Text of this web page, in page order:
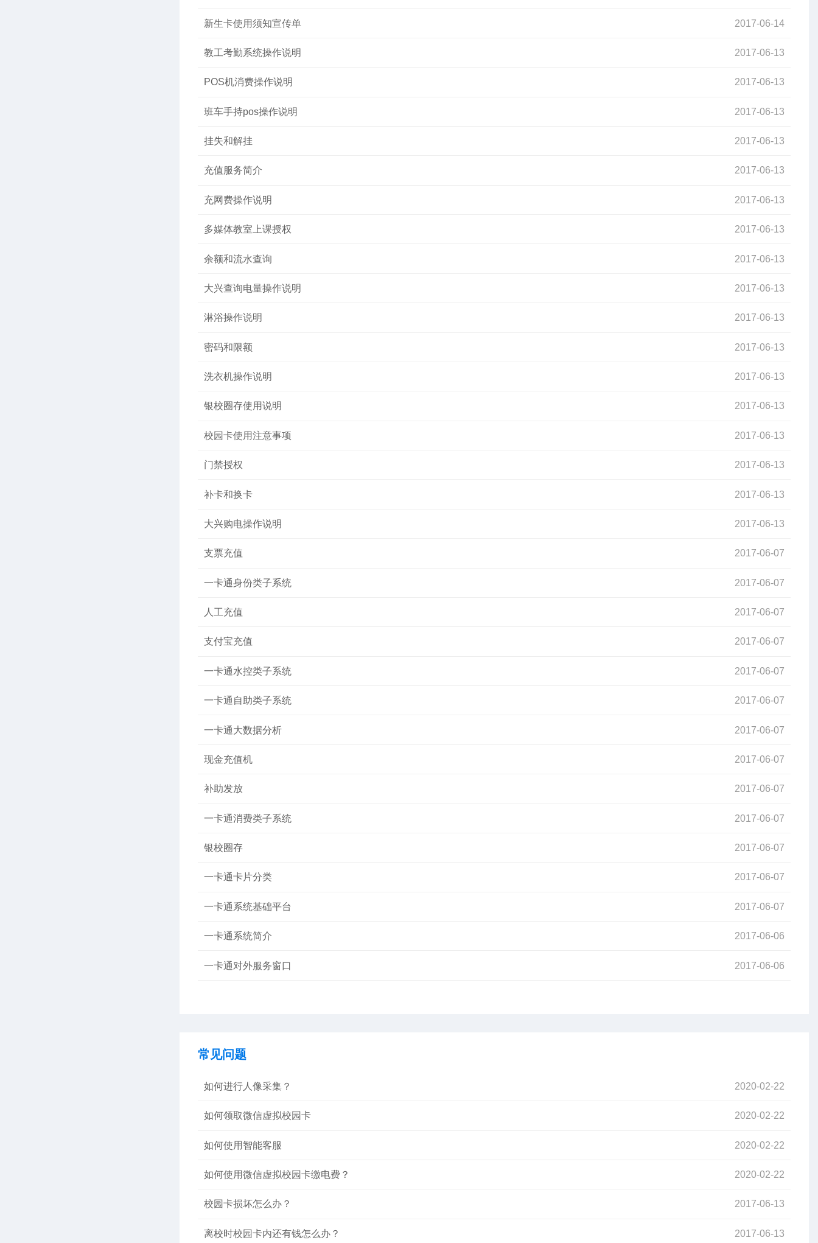
2017-06-14
新生卡使用须知宣传单
2017-06-13
教工考勤系统操作说明
2017-06-13
POS机消费操作说明
2017-06-13
班车手持pos操作说明
2017-06-13
挂失和解挂
2017-06-13
充值服务简介
2017-06-13
充网费操作说明
2017-06-13
多媒体教室上课授权
2017-06-13
余额和流水查询
2017-06-13
大兴查询电量操作说明
2017-06-13
淋浴操作说明
2017-06-13
密码和限额
2017-06-13
洗衣机操作说明
2017-06-13
银校圈存使用说明
2017-06-13
校园卡使用注意事项
2017-06-13
门禁授权
2017-06-13
补卡和换卡
2017-06-13
大兴购电操作说明
2017-06-07
支票充值
2017-06-07
一卡通身份类子系统
2017-06-07
人工充值
2017-06-07
支付宝充值
2017-06-07
一卡通水控类子系统
2017-06-07
一卡通自助类子系统
2017-06-07
一卡通大数据分析
2017-06-07
现金充值机
2017-06-07
补助发放
2017-06-07
一卡通消费类子系统
2017-06-07
银校圈存
2017-06-07
一卡通卡片分类
2017-06-07
一卡通系统基础平台
2017-06-06
一卡通系统简介
2017-06-06
一卡通对外服务窗口
常见问题
2020-02-22
如何进行人像采集？
2020-02-22
如何领取微信虚拟校园卡
2020-02-22
如何使用智能客服
2020-02-22
如何使用微信虚拟校园卡缴电费？
2017-06-13
校园卡损坏怎么办？
2017-06-13
离校时校园卡内还有钱怎么办？